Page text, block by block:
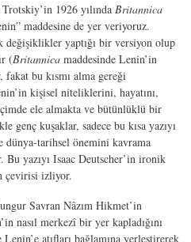
1926 yılında Britannica
maddesine de yer veriyoruz.
yaptığı bir versiyon olup
(Britannica maddesinde Lenin’in
bu kısmı alma gereği
kişisel niteliklerini, hayatını,
ele almakta ve bütünlüklü bir
kuşaklar, sadece bu kısa yazıyı
dünya-tarihsel önemini kavrama
yazıyı Isaac Deutscher’in ironik
çevirisi izliyor.
Savran Nâzım Hikmet’in
nasıl merkezî bir yer kapladığını
atıfları bağlamına yerleştirerek